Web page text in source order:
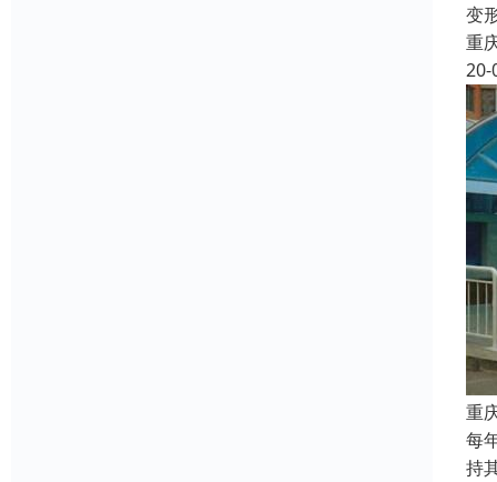
变
重
20-
重
每
持